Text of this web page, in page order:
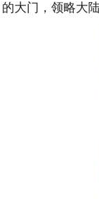
的大门，领略大